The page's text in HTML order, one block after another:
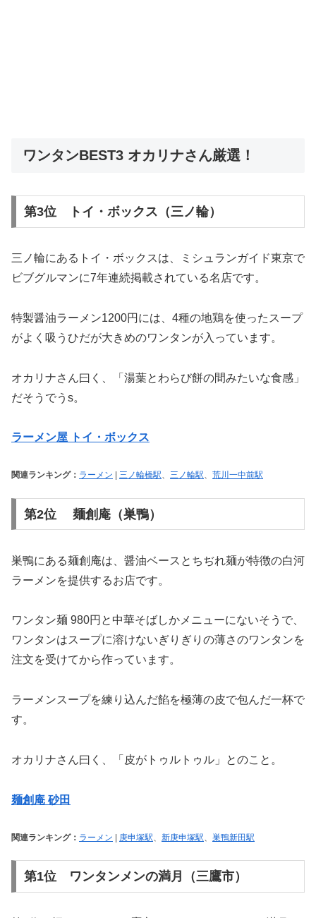
ワンタンBEST3 オカリナさん厳選！
第3位 トイ・ボックス（三ノ輪）
三ノ輪にあるトイ・ボックスは、ミシュランガイド東京で
ビブグルマンに7年連続掲載されている名店です。
特製醤油ラーメン1200円には、4種の地鶏を使ったスープ
がよく吸うひだが大きめのワンタンが入っています。
オカリナさん曰く、「湯葉とわらび餅の間みたいな食感」
だそうでうs。
ラーメン屋 トイ・ボックス
関連ランキング： ラーメン 三ノ輪橋駅、 三ノ輪駅、 荒川一中前駅
第2位 麺創庵（巣鴨）
巣鴨にある麺創庵は、醤油ベースとちぢれ麺が特徴の白河
ラーメンを提供するお店です。
ワンタン麺 980円と中華そばしかメニューにないそうで、
ワンタンはスープに溶けないぎりぎりの薄さのワンタンを
注文を受けてから作っています。
ラーメンスープを練り込んだ餡を極薄の皮で包んだ一杯で
す。
オカリナさん曰く、「皮がトゥルトゥル」とのこと。
麺創庵 砂田
関連ランキング： ラーメン | 庚申塚駅 新庚申塚駅 巣鴨新田駅
第1位 ワンタンメンの満月（三鷹市）